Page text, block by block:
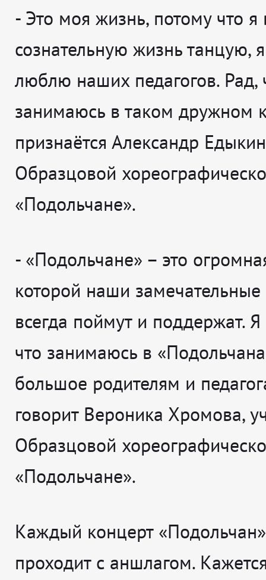
- Это моя жизнь, потому что
сознательную жизнь танцую,
люблю наших педагогов. Рад,
занимаюсь в таком дружном
признаётся Александр
Образцовой
«Подольчане».
- «Подольчане» – это
которой наши замечательные
всегда поймут и поддержат.
что занимаюсь в
большое родителям и
говорит Вероника Хромова,
Образцовой
«Подольчане».
Каждый концерт
проходит с аншлагом.